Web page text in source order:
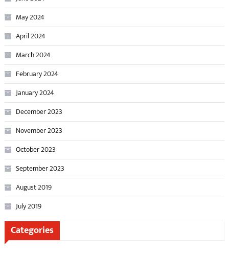
May 2024
April 2024
March 2024
February 2024
January 2024
December 2023
November 2023
October 2023
September 2023
August 2019
July 2019
Categories